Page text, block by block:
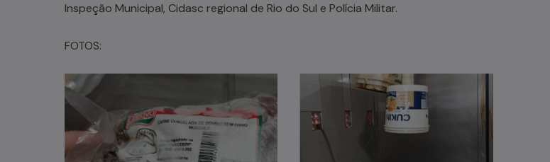
Inspeção Municipal, Cidasc regional de Rio do Sul e Polícia Militar.
FOTOS: